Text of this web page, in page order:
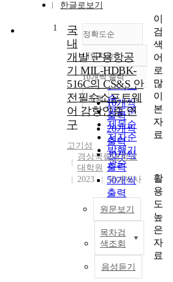
한글로보기
정확도순
정확도
순
인기도
순
연도순
제목순
저자순
발행기
관순
내림차순
내림차순
10개씩 출력
10개씩
출력
20개씩
출력
30개씩
출력
50개씩
출력
100개씩
출력
조회
1
국
내
개발 군용항공
기 MIL-HDBK-
516C의 CS&S 안
전필수소프트웨
어 감항인증 연
구
고기성
경상국립대학교
대학원
2023
국내박사
원문보기
목차검
색조회
음성듣기
이
검
색
어
로
많
이
본
자
료
활
용
도
높
은
자
료